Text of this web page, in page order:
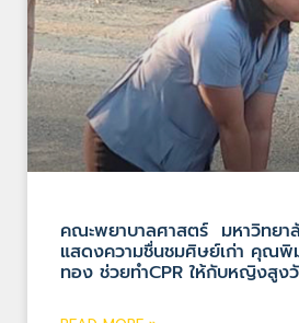
คณะพยาบาลศาสตร์ มหาวิทยา
แสดงความชื่นชมศิษย์เก่า คุณ
ทอง ช่วยทำCPR ให้กับหญิงสูง